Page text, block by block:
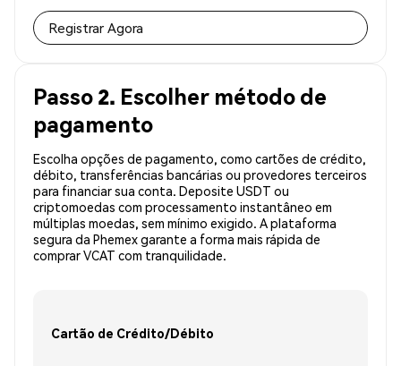
Registrar Agora
Passo 2. Escolher método de
pagamento
Escolha opções de pagamento, como cartões de crédito,
débito, transferências bancárias ou provedores terceiros
para financiar sua conta. Deposite USDT ou
criptomoedas com processamento instantâneo em
múltiplas moedas, sem mínimo exigido. A plataforma
segura da Phemex garante a forma mais rápida de
comprar VCAT com tranquilidade.
Cartão de Crédito/Débito